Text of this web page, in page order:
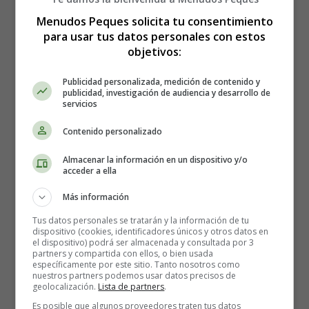
La cocina es un arte que nos permite explorar sabores,
texturas y combinaciones de ingredientes. Hoy te
presento una receta exquisita y reconfortante: la crema de
los que deseas una comida caliente y nutritiva. La crema
de judías es fácil de preparar, económica y, lo mejor de
todo, ¡sabrosa! En este artículo, te guiaré paso a paso
para que puedas disfrutar de esta deliciosa receta en la
comodidad de tu hogar.
Receta: Crema de Judías
Ingredientes:
500 gramos de judías blancas cocidas
1 cebolla grande, picada finamente
Menudos Peques solicita tu consentimiento
para usar tus datos personales con estos
objetivos:
Publicidad personalizada, medición de contenido y
publicidad, investigación de audiencia y desarrollo de
servicios
Contenido personalizado
Almacenar la información en un dispositivo y/o
acceder a ella
Más información
Tus datos personales se tratarán y la información de tu
dispositivo (cookies, identificadores únicos y otros datos en
el dispositivo) podrá ser almacenada y consultada por 3
partners y compartida con ellos, o bien usada
específicamente por este sitio. Tanto nosotros como
nuestros partners podemos usar datos precisos de
geolocalización. Lista de partners.
Es posible que algunos proveedores traten tus datos